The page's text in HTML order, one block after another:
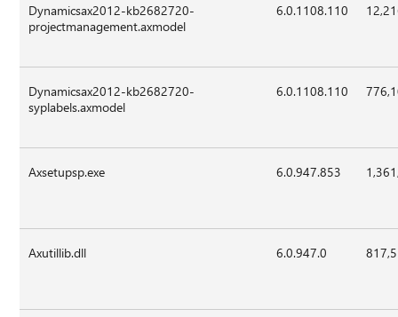
Dynamicsax2012-kb2682720-
projectmanagement.axmodel
6.0.1108.110
Dynamicsax2012-kb2682720-
syplabels.axmodel
6.0.1108.110
Axsetupsp.exe 6.0.947.853
Axutillib.dll 6.0.947.0